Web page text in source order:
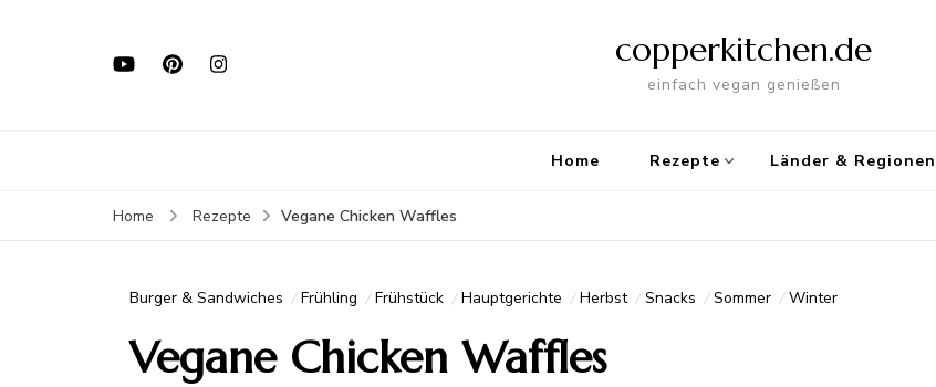
copperkitchen.de
einfach vegan genießen
Home Rezepte Länder & Regionen
Home Rezepte Vegane Chicken Waffles
Burger & Sandwiches Frühling Frühstück Hauptgerichte Herbst Snacks Sommer Winter
Vegane Chicken Waffles